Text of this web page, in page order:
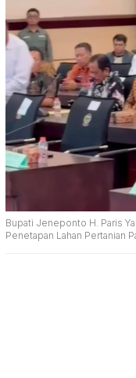
Bupati Jeneponto H. Paris
Penetapan Lahan Pertanian